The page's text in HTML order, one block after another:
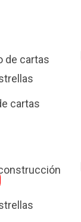
cartas